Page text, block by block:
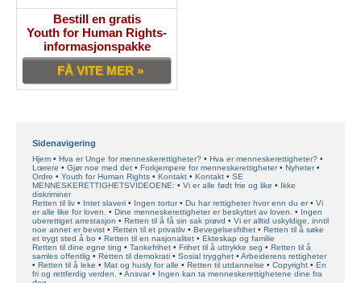
Bestill en gratis
Youth for Human Rights-
informasjonspakke
FÅ VITE MER »
Sidenavigering
Hjem Hva er Unge for menneskerettigheter?
Hva er menneskerettigheter?
Lœrere
Gjør noe med det Forkjempere for menneskerettigheter
Nyheter
Ordre
Youth for Human Rights Kontakt Kontakt
SE
MENNESKERETTIGHETSVIDEOENE:
Vi er alle født frie og like
Ikke
diskriminer
Retten til liv
Intet slaveri Ingen tortur Du har rettigheter hvor enn du er
Vi
er alle like for loven.
Dine menneskerettigheter er beskyttet av loven.
Ingen
uberettiget arrestasjon
Retten til å få sin sak prøvd
Vi er alltid uskyldige, inntil
noe annet er bevist
Retten til et privatliv Bevegelsesfrihet
Retten til å søke
et trygt sted å bo
Retten til en nasjonalitet
Ekteskap og familie
Retten til dine egne ting
Tankefrihet Frihet til å uttrykke seg
Retten til å
samles offentlig
Retten til demokrati Sosial trygghet
Arbeiderens rettigheter
Retten til å leke
Mat og husly for alle Retten til utdannelse Copyright
En
fri og rettferdig verden.
Ansvar
Ingen kan ta menneskerettighetene dine fra